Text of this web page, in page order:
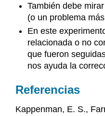
También debe
(o un problema
En este
relacionada o no
que fueron
nos ayuda la
Referencias
Kappenman, E. S.,